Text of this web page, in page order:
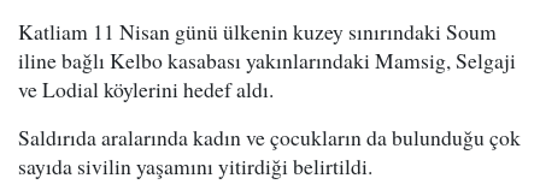
Katliam 11 Nisan günü ülkenin kuzey sınırındaki Soum
iline bağlı Kelbo kasabası yakınlarındaki Mamsig, Selgaji
ve Lodial köylerini hedef aldı.
Saldırıda aralarında kadın ve çocukların da bulunduğu çok
sayıda sivilin yaşamını yitirdiği belirtildi.